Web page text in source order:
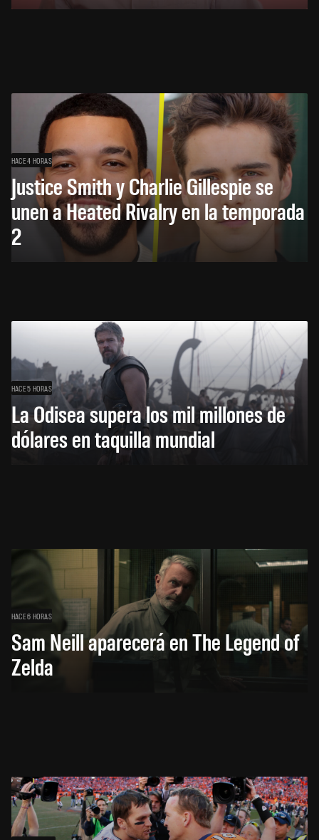
HACE 4 HORAS
Justice Smith y Charlie Gillespie se
unen a Heated Rivalry en la temporada
2
HACE 5 HORAS
La Odisea supera los mil millones de
dólares en taquilla mundial
HACE 6 HORAS
Sam Neill aparecerá en The Legend of
Zelda